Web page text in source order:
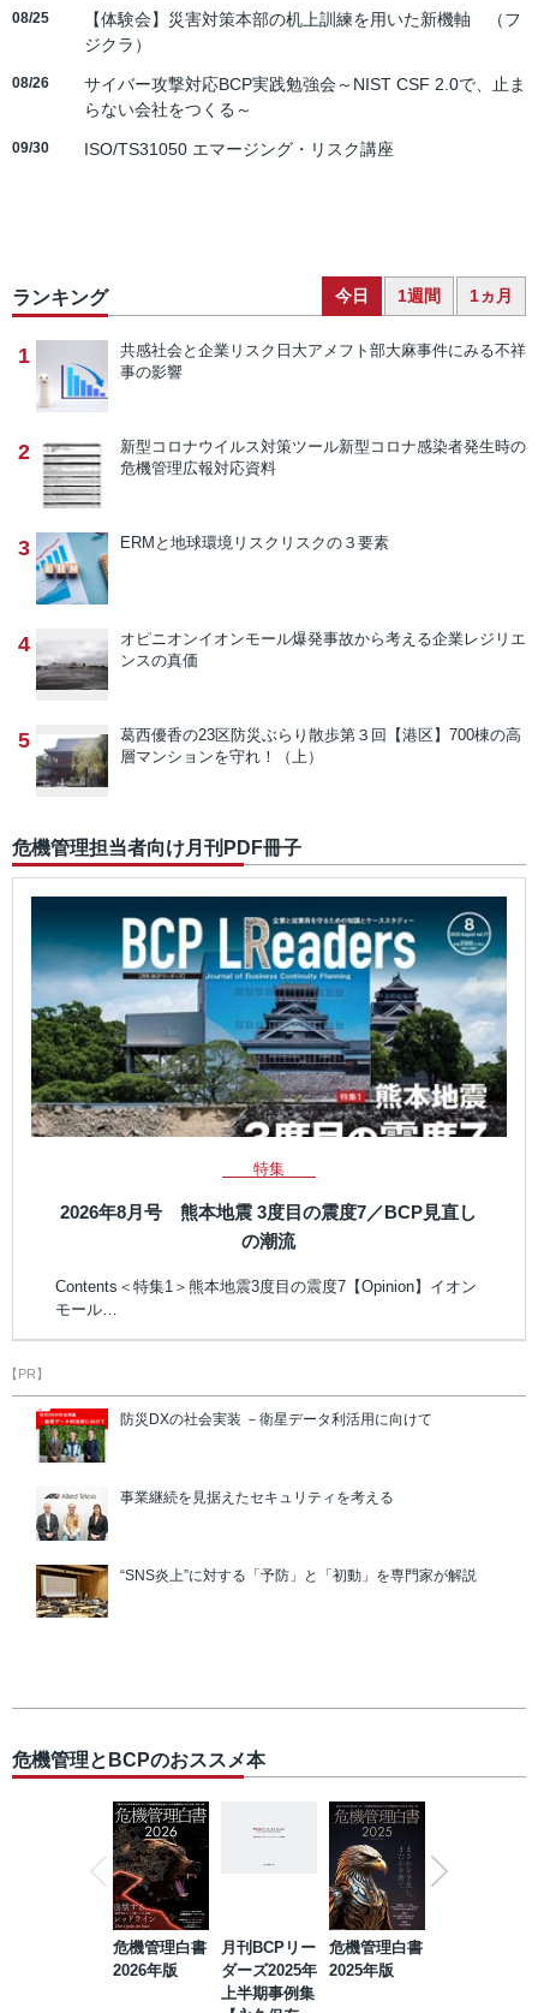
08/25
【体験会】災害対策本部の机上訓練を用いた新機軸 （フ
ジクラ）
08/26
サイバー攻撃対応BCP実践勉強会～NIST CSF 2.0で、止ま
らない会社をつくる～
09/30 ISO/TS31050 エマージング・リスク講座
ランキング 今日 1週間 1ヵ月
1 共感社会と企業リスク 日大アメフト部大麻事件にみる不祥
事の影響
2 新型コロナウイルス対策ツール新型コロナ感染者発生時の
危機管理広報対応資料
3 ERMと地球環境リスク リスクの３要素
4 オピニオンイオンモール爆発事故から考える企業レジリエ
ンスの真価
5 葛西優香の23区防災ぶらり散歩第３回【港区】700棟の高
層マンションを守れ！（上）
危機管理担当者向け月刊PDF冊子
特集
2026年8月号 熊本地震 3度目の震度7／BCP見直し
の潮流
Contents＜特集1＞熊本地震3度目の震度7【Opinion】イオン
モール…
【PR】
防災DXの社会実装 －衛星データ利活用に向けて
事業継続を見据えたセキュリティを考える
“SNS炎上”に対する「予防」と「初動」を専門家が解説
危機管理とBCPのおススメ本
危機管理白書
2026年版
月刊BCPリー
ダーズ2025年
上半期事例集
危機管理白書
2025年版